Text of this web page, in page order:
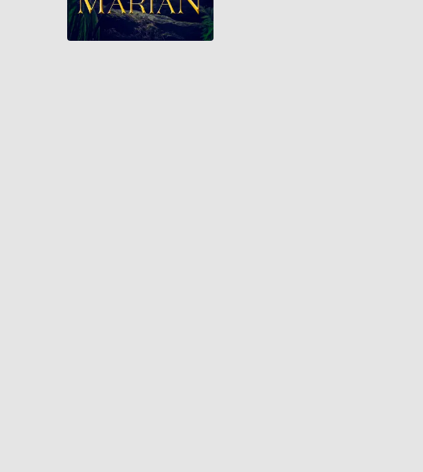
GEO ENG RUS